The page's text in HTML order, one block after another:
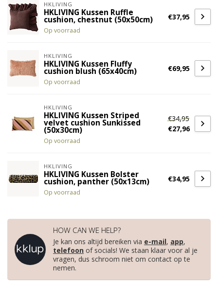
HKLIVING
HKLIVING Kussen Ruffle
cushion, chestnut (50x50cm)
Op voorraad
€37,95
HKLIVING
HKLIVING Kussen Fluffy
cushion blush (65x40cm)
Op voorraad
€69,95
HKLIVING
HKLIVING Kussen Striped
velvet cushion Sunkissed
(50x30cm)
Op voorraad
€34,95
€27,96
HKLIVING
HKLIVING Kussen Bolster
cushion, panther (50x13cm)
Op voorraad
€34,95
HOW CAN WE HELP?
Je kan ons altijd bereiken via e-mail, app,
telefoon of socials! We staan klaar voor al je
vragen, dus schroom niet om contact op te
nemen.